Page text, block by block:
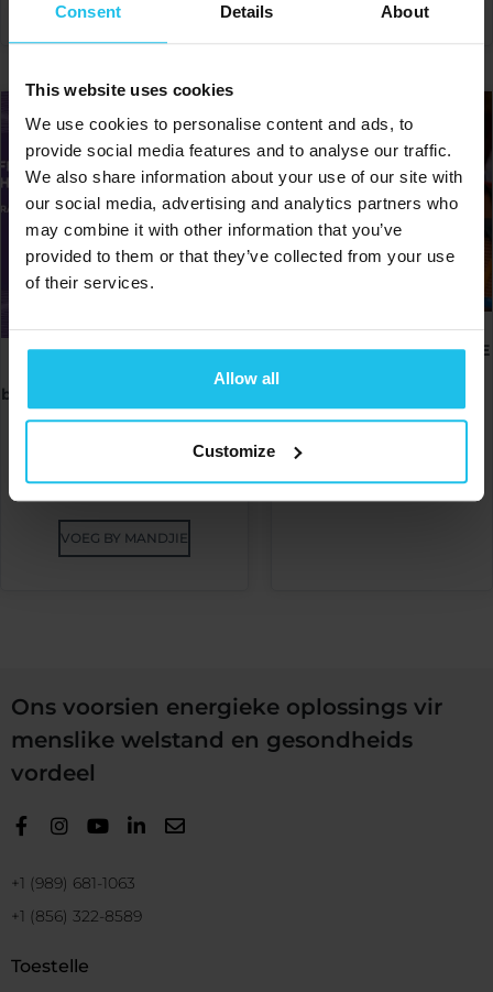
Consent Details About
This website uses cookies
We use cookies to personalise content and ads, to
provide social media features and to analyse our traffic.
We also share information about your use of our site with
our social media, advertising and analytics partners who
may combine it with other information that you’ve
provided to them or that they’ve collected from your use
of their services.
Allow all
Customize
bioterugvoergesondheidsheld
- Alles oor laegraadse
inflammasie deur Faith
€20.00
VOEG BY MANDJIE
QX WÊRELD KONFERENSIE
Ons voorsien energieke oplossings vir
menslike welstand en gesondheids
vordeel
+1 (989) 681-1063
+1 (856) 322-8589
Toestelle